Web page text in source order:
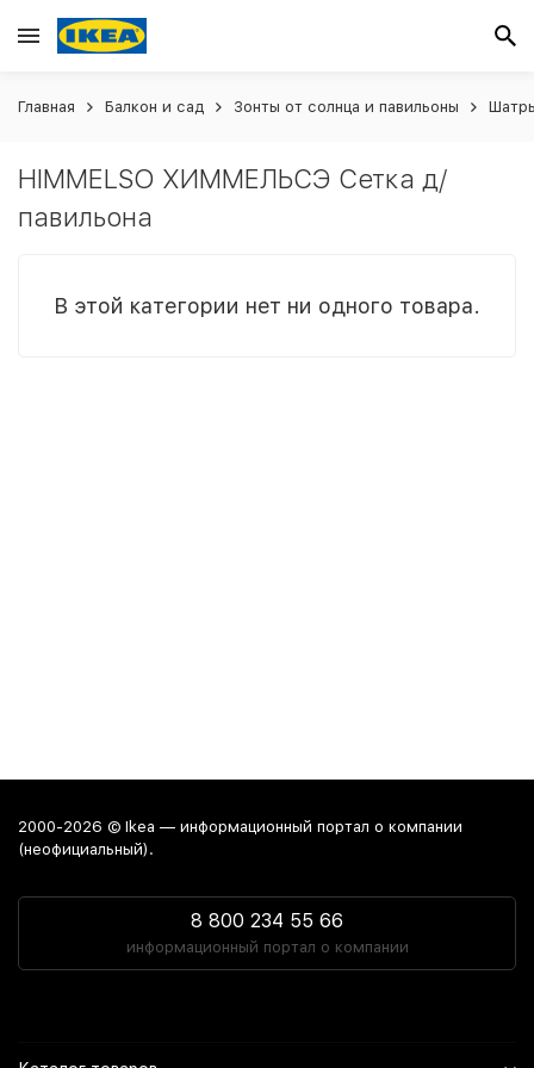
Главная Балкон и сад Зонты от солнца и павильоны
HIMMELSO ХИММЕЛЬСЭ Сетка д/
павильона
В этой категории нет ни одного товара.
2000-2026 © Ikea — информационный портал о компании
(неофициальный).
8 800 234 55 66
информационный портал о компании